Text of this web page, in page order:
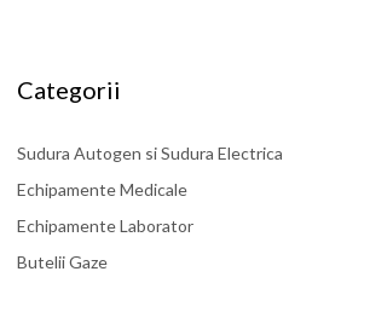
Categorii
Sudura Autogen si Sudura Electrica
Echipamente Medicale
Echipamente Laborator
Butelii Gaze